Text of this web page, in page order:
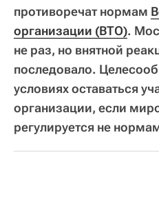
противоречат нормам
организации (ВТО).
не раз, но внятной
последовало.
условиях оставаться
организации, если
регулируется не